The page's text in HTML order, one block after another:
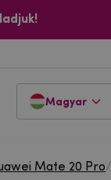
Magyar
Mate 20 Pro/